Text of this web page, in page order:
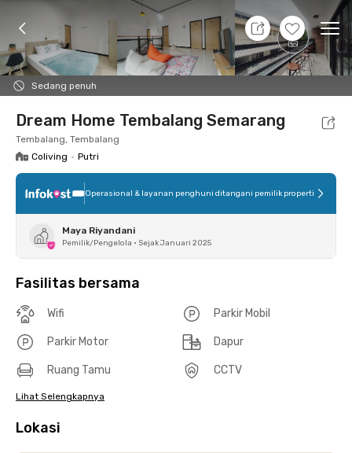
+17
Sedang penuh
8 Agt 26 - Belum tahu
Foto Fasilitas bersama Lokasi Kamar
Dream Home Tembalang Semarang
Tembalang, Tembalang
Coliving • Putri
Operasional & layanan penghuni ditangani pemilik properti
Maya Riyandani
Pemilik/Pengelola • Sejak Januari 2025
Fasilitas bersama
Wifi Parkir Mobil
Parkir Motor Dapur
Ruang Tamu CCTV
Lihat Selengkapnya
Lokasi